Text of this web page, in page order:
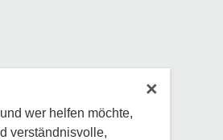
×
wer helfen möchte,
verständnisvolle,